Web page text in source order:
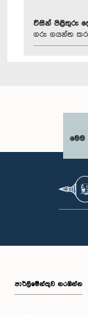
විසින් පිළිතුරු
ගරු ගයන්ත
මෙම
පාර්ලි‌මේන්තුව නරඹන්න